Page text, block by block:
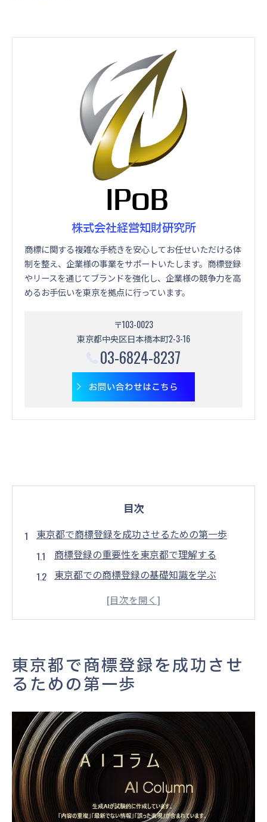
株式会社経営知財研究所
商標に関する複雑な手続きを安心してお任せいただける体
制を整え、企業様の事業をサポートいたします。商標登録
やリースを通じてブランドを強化し、企業様の競争力を高
めるお手伝いを東京を拠点に行っています。
〒103-0023
東京都中央区日本橋本町2-3-16
03-6824-8237
お問い合わせはこちら
目次
東京都で商標登録を成功させるための第一歩
商標登録の重要性を東京都で理解する
東京都での商標登録の基礎知識を学ぶ
商標の調査を東京都で始める方法
東京都内での商標登録に向けた初期準備
商標登録の流れを東京都で始める理由とは
東京都で商標登録が求められる背景
東京都における商標登録の利点
東京都での商標登録が事業に与える影響
東京都で商標保護を得るメリット
東京都での商標登録と市場競争力の関係
東京都で商標登録が事業の信頼性を高める
理由
東京都で商標登録を成功させ
るための第一歩